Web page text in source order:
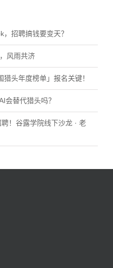
招聘搞钱要变天？
风雨共济
头年度榜单」报名关键！
会替代猎头吗？
！谷露学院线下沙龙 · 老